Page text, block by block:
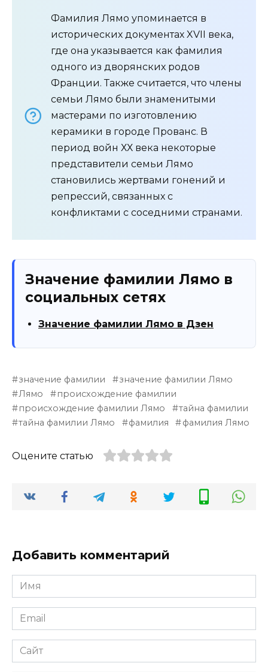
Фамилия Лямо упоминается в
исторических документах XVII века,
где она указывается как фамилия
одного из дворянских родов
Франции. Также считается, что члены
семьи Лямо были знаменитыми
мастерами по изготовлению
керамики в городе Прованс. В
период войн ХХ века некоторые
представители семьи Лямо
становились жертвами гонений и
репрессий, связанных с
конфликтами с соседними странами.
Значение фамилии Лямо в
социальных сетях
Значение фамилии Лямо в Дзен
значение фамилии
значение фамилии Лямо
Лямо
происхождение фамилии
происхождение фамилии Лямо
тайна фамилии
тайна фамилии Лямо
фамилия фамилия Лямо
Оцените статью
Добавить комментарий
Имя
*
Email
*
Сайт